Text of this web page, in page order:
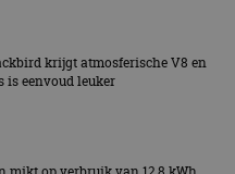
krijgt atmosferische V8 en
is eenvoud leuker1 jaar